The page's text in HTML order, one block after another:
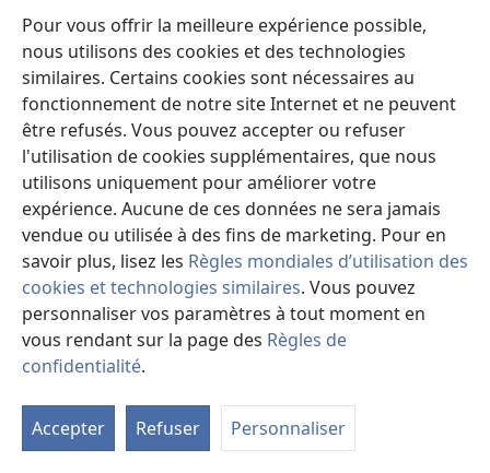
Pour vous offrir la meilleure expérience possible,
nous utilisons des cookies et des technologies
similaires. Certains cookies sont nécessaires au
fonctionnement de notre site Internet et ne peuvent
être refusés. Vous pouvez accepter ou refuser
l'utilisation de cookies supplémentaires, que nous
utilisons uniquement pour améliorer votre
expérience. Aucune de ces données ne sera jamais
vendue ou utilisée à des fins de marketing. Pour en
savoir plus, lisez les Règles mondiales d’utilisation des
cookies et technologies similaires. Vous pouvez
personnaliser vos paramètres à tout moment en
vous rendant sur la page des Règles de
confidentialité.
Accepter Refuser Personnaliser
publications. Pour vous donner une idée de la façon
dont les auteurs tordent la vérité sans vergogne,
citons une déclaration qu’ils prétendent avoir tirée de
notre brochureLa guérison des nations est proche
D’après eux, cette brochure aurait déclaré : “Les USA
sont le peuple béni dont Jéhovah est le Dieu.”
Mais ces méthodes peu sensées utilisées par les
autorités ont produit l’effet contraire. Au lieu
d’éloigner les gens des témoins de Jéhovah, ce livre
aide ceux qui parviennent à entrer en relation avec
nous à prendre position plus rapidement. En effet, dès
qu’ils se rendent compte combien ils ont été trompés
par les autorités, ils discernent facilement où est la
vérité et où se trouve l’erreur.
s’établir dans une petite ville où le besoin était grand.